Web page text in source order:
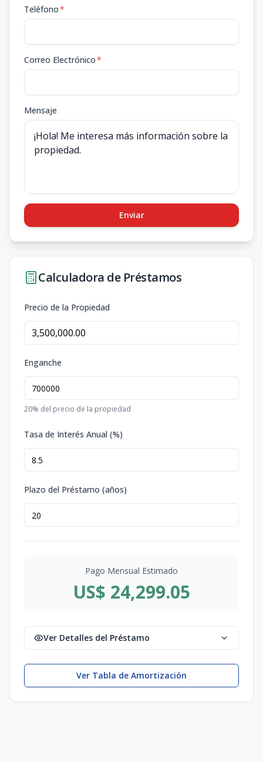
Teléfono*
Correo Electrónico*
Mensaje
Enviar
Calculadora de Préstamos
Precio de la Propiedad
Enganche
20% del precio de la propiedad
Tasa de Interés Anual (%)
Plazo del Préstamo (años)
Pago Mensual Estimado
US$ 24,299.05
Ver Detalles del Préstamo
Ver Tabla de Amortización